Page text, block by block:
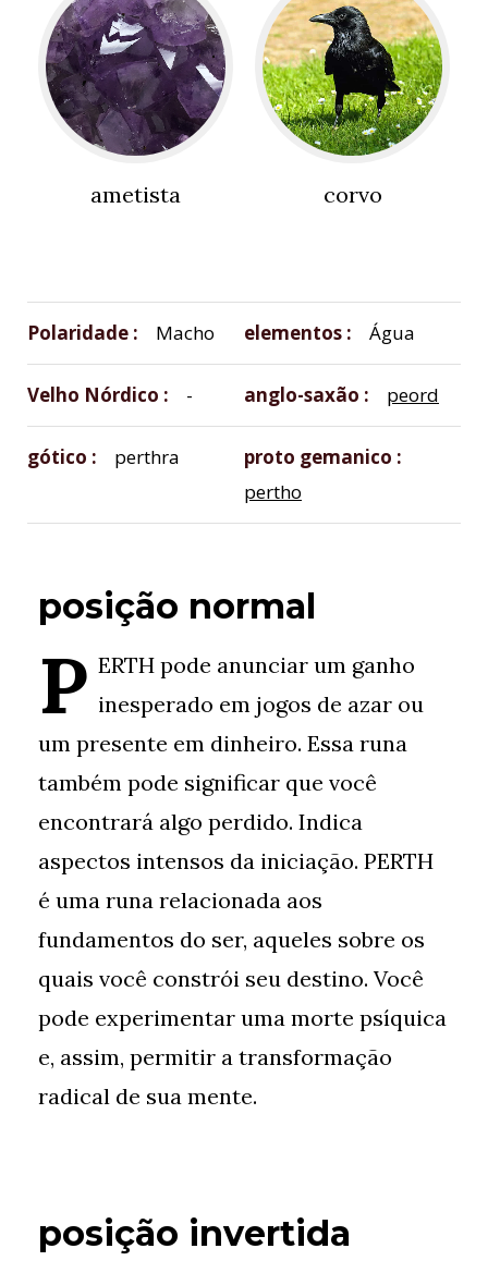
ametista corvo
Polaridade Macho elementos Água
Velho Nórdico - anglo-saxão peord
gótico perthra
proto gemanico
pertho
posição normal
P ERTH pode anunciar um ganho
inesperado em jogos de azar ou
um presente em dinheiro. Essa runa
também pode significar que você
encontrará algo perdido. Indica
aspectos intensos da iniciação. PERTH
é uma runa relacionada aos
fundamentos do ser, aqueles sobre os
quais você constrói seu destino. Você
pode experimentar uma morte psíquica
e, assim, permitir a transformação
radical de sua mente.
posição invertida